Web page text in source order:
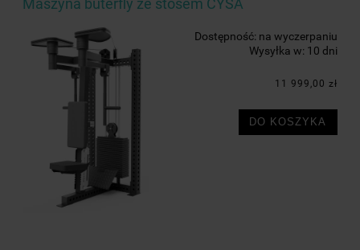
Maszyna buterfly ze stosem CYSA
Dostępność: na wyczerpaniu
Wysyłka w: 10 dni
11 999,00 zł
DO KOSZYKA